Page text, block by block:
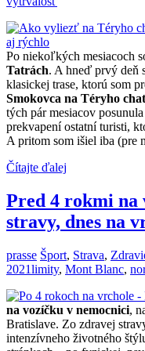
Po niekoľkých mesiacoch
Tatrách. A hneď prvý deň
klasickej trase, ktorú som
Smokovca na Téryho
tých pár mesiacov
prekvapení ostatní turisti,
A pritom som išiel iba (pre
Čítajte ďalej
Pred 4 rokmi na
stravy, dnes na
prasse Šport, Strava,
2021limity, Mont Blanc,
na vozíčku v nemocnici,
Bratislave. Zo zdravej
intenzívneho životného